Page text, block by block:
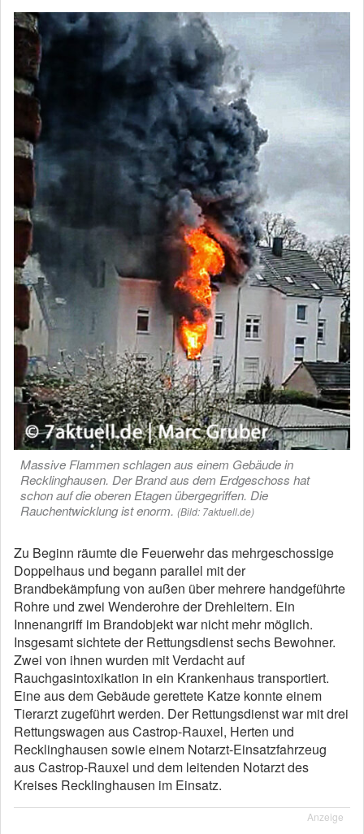
Massive Flammen schlagen aus einem Gebäude in
Recklinghausen. Der Brand aus dem Erdgeschoss hat
schon auf die oberen Etagen übergegriffen. Die
Rauchentwicklung ist enorm. (Bild: 7aktuell.de)
Zu Beginn räumte die Feuerwehr das mehrgeschossige
Doppelhaus und begann parallel mit der
Brandbekämpfung von außen über mehrere handgeführte
Rohre und zwei Wenderohre der Drehleitern. Ein
Innenangriff im Brandobjekt war nicht mehr möglich.
Insgesamt sichtete der Rettungsdienst sechs Bewohner.
Zwei von ihnen wurden mit Verdacht auf
Rauchgasintoxikation in ein Krankenhaus transportiert.
Eine aus dem Gebäude gerettete Katze konnte einem
Tierarzt zugeführt werden. Der Rettungsdienst war mit drei
Rettungswagen aus Castrop-Rauxel, Herten und
Recklinghausen sowie einem Notarzt-Einsatzfahrzeug
aus Castrop-Rauxel und dem leitenden Notarzt des
Kreises Recklinghausen im Einsatz.
Anzeige